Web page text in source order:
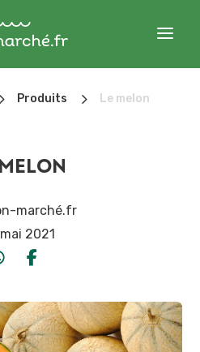
5 Produits 5 Le melon
marché.fr
2021